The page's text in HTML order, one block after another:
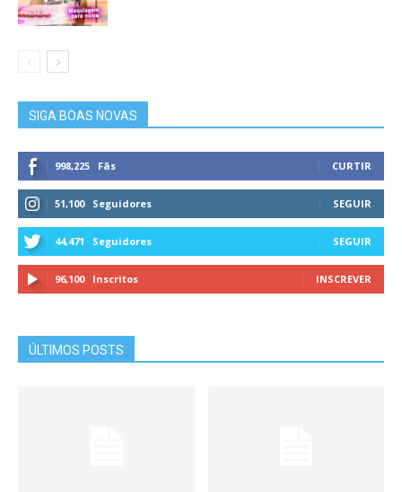
SIGA BOAS NOVAS
998,225 Fãs CURTIR
51,100 Seguidores SEGUIR
44,471 Seguidores SEGUIR
96,100 Inscritos INSCREVER
ÚLTIMOS POSTS